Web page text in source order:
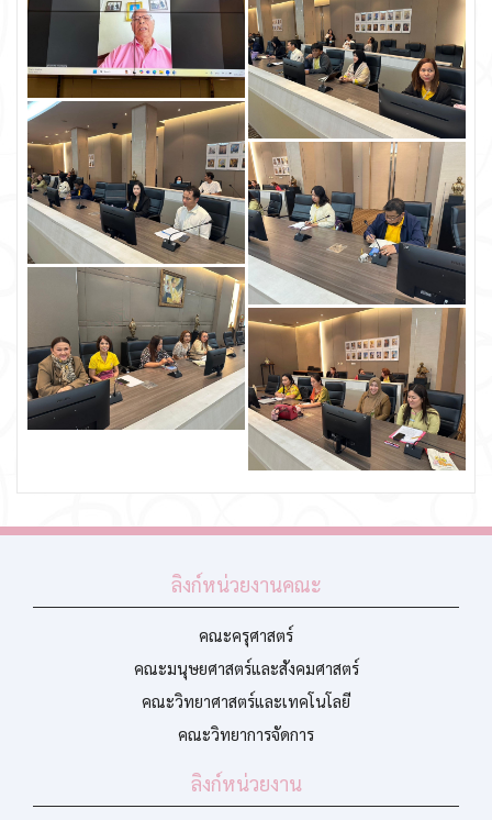
ลิงก์หน่วยงานคณะ
คณะครุศาสตร์
คณะมนุษยศาสตร์และสังคมศาสตร์
คณะวิทยาศาสตร์และเทคโนโลยี
คณะวิทยาการจัดการ
ลิงก์หน่วยงาน